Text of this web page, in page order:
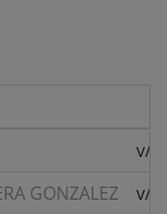
v/s
GONZALEZ
v/s